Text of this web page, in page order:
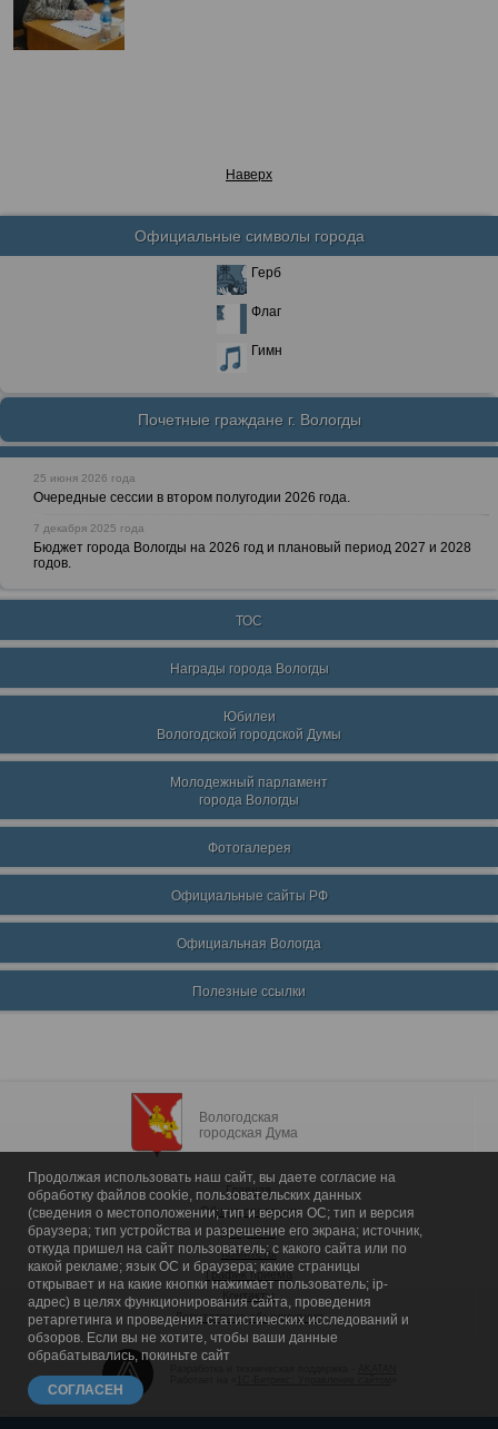
Наверх
Официальные символы города
Герб
Флаг
Гимн
Почетные граждане г. Вологды
25 июня 2026 года
Очередные сессии в втором полугодии 2026 года.
7 декабря 2025 года
Бюджет города Вологды на 2026 год и плановый период 2027 и 2028
годов.
ТОС
Награды города Вологды
Юбилеи
Вологодской городской Думы
Молодежный парламент
города Вологды
Фотогалерея
Официальные сайты РФ
Официальная Вологда
Полезные ссылки
Вологодская
городская Дума
Главная
Общие сведения
Депутаты
Комитеты
График приема
Контакты
Депутатские объединения
Продолжая использовать наш сайт, вы даете согласие на
обработку файлов cookie, пользовательских данных
(сведения о местоположении; тип и версия ОС; тип и версия
браузера; тип устройства и разрешение его экрана; источник,
откуда пришел на сайт пользователь; с какого сайта или по
какой рекламе; язык ОС и браузера; какие страницы
открывает и на какие кнопки нажимает пользователь; ip-
адрес) в целях функционирования сайта, проведения
ретаргетинга и проведения статистических исследований и
обзоров. Если вы не хотите, чтобы ваши данные
обрабатывались, покиньте сайт
СОГЛАСЕН